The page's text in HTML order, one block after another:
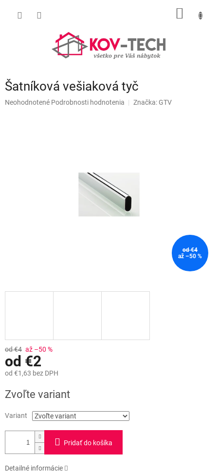
Šatníková vešiaková tyč
Priemerné
Neohodnotené Podrobnosti hodnotenia Značka: GTV
od €4
až –50 %
od €4 až –50 %
od €2
od €1,63 bez DPH
cena:
Zvoľte variant
Variant
Pridať do košíka
Detailné informácie